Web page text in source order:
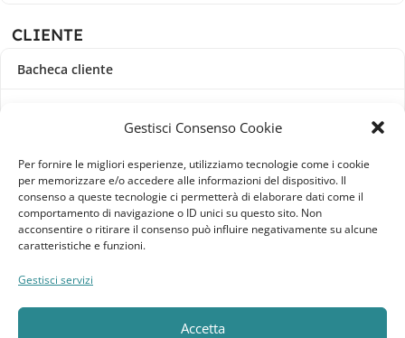
Gestisci Consenso Cookie
Per fornire le migliori esperienze, utilizziamo tecnologie come i cookie
per memorizzare e/o accedere alle informazioni del dispositivo. Il
consenso a queste tecnologie ci permetterà di elaborare dati come il
comportamento di navigazione o ID unici su questo sito. Non
acconsentire o ritirare il consenso può influire negativamente su alcune
caratteristiche e funzioni.
Gestisci servizi
Accetta
CLIENTE
Bacheca cliente
Indirizzi
Metodi di pagamento
Dettagli account
Lista dei desideri